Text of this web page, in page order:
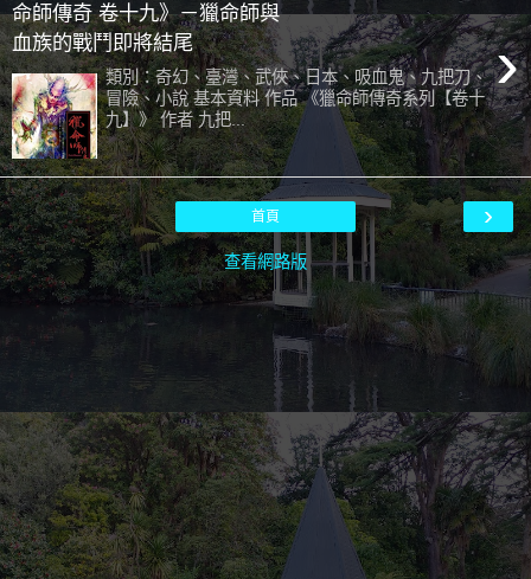
命師傳奇 卷十九》－獵命師與
血族的戰鬥即將結尾
›
類別：奇幻、臺灣、武俠、日本、吸血鬼、九把刀、
冒險、小說 基本資料 作品 《獵命師傳奇系列【卷十
九】》 作者 九把...
›
首頁
查看網路版